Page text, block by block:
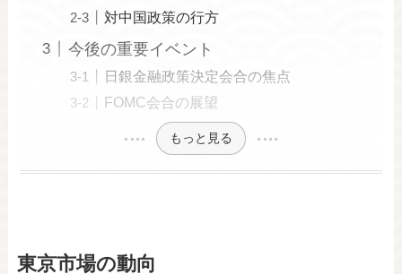
対中国政策の行方
今後の重要イベント
日銀金融政策決定会合の焦点
FOMC会合の展望
もっと見る
東京市場の動向